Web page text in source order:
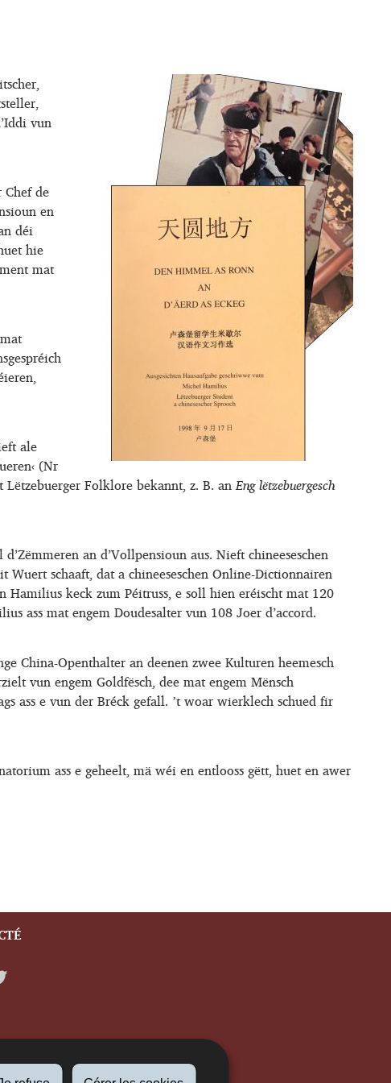
vun
de
en
déi
hie
mat
ale
(Nr
Lëtzebuerger Folklore bekannt, z. B. anEng lëtzebuergesch
an d’Vollpensioun aus. Nieft chineeseschen
schaaft, dat a chineeseschen Online-Dictionnairen
Hamilius keck zum Péitruss, e soll hien eréischt mat 120
ass mat engem Doudesalter vun 108 Joer d’accord.
China-Openthalter an deenen zwee Kulturen heemesch
vun engem Goldfësch, dee mat engem Mënsch
ass e vun der Bréck gefall. ʼt woar wierklech schued fir
ass e geheelt, mä wéi en entlooss gëtt, huet en awer